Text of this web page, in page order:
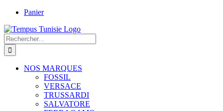
Passer
contenu
Panier
Rechercher:
NOS MARQUES
FOSSIL
VERSACE
TRUSSARDI
SALVATORE